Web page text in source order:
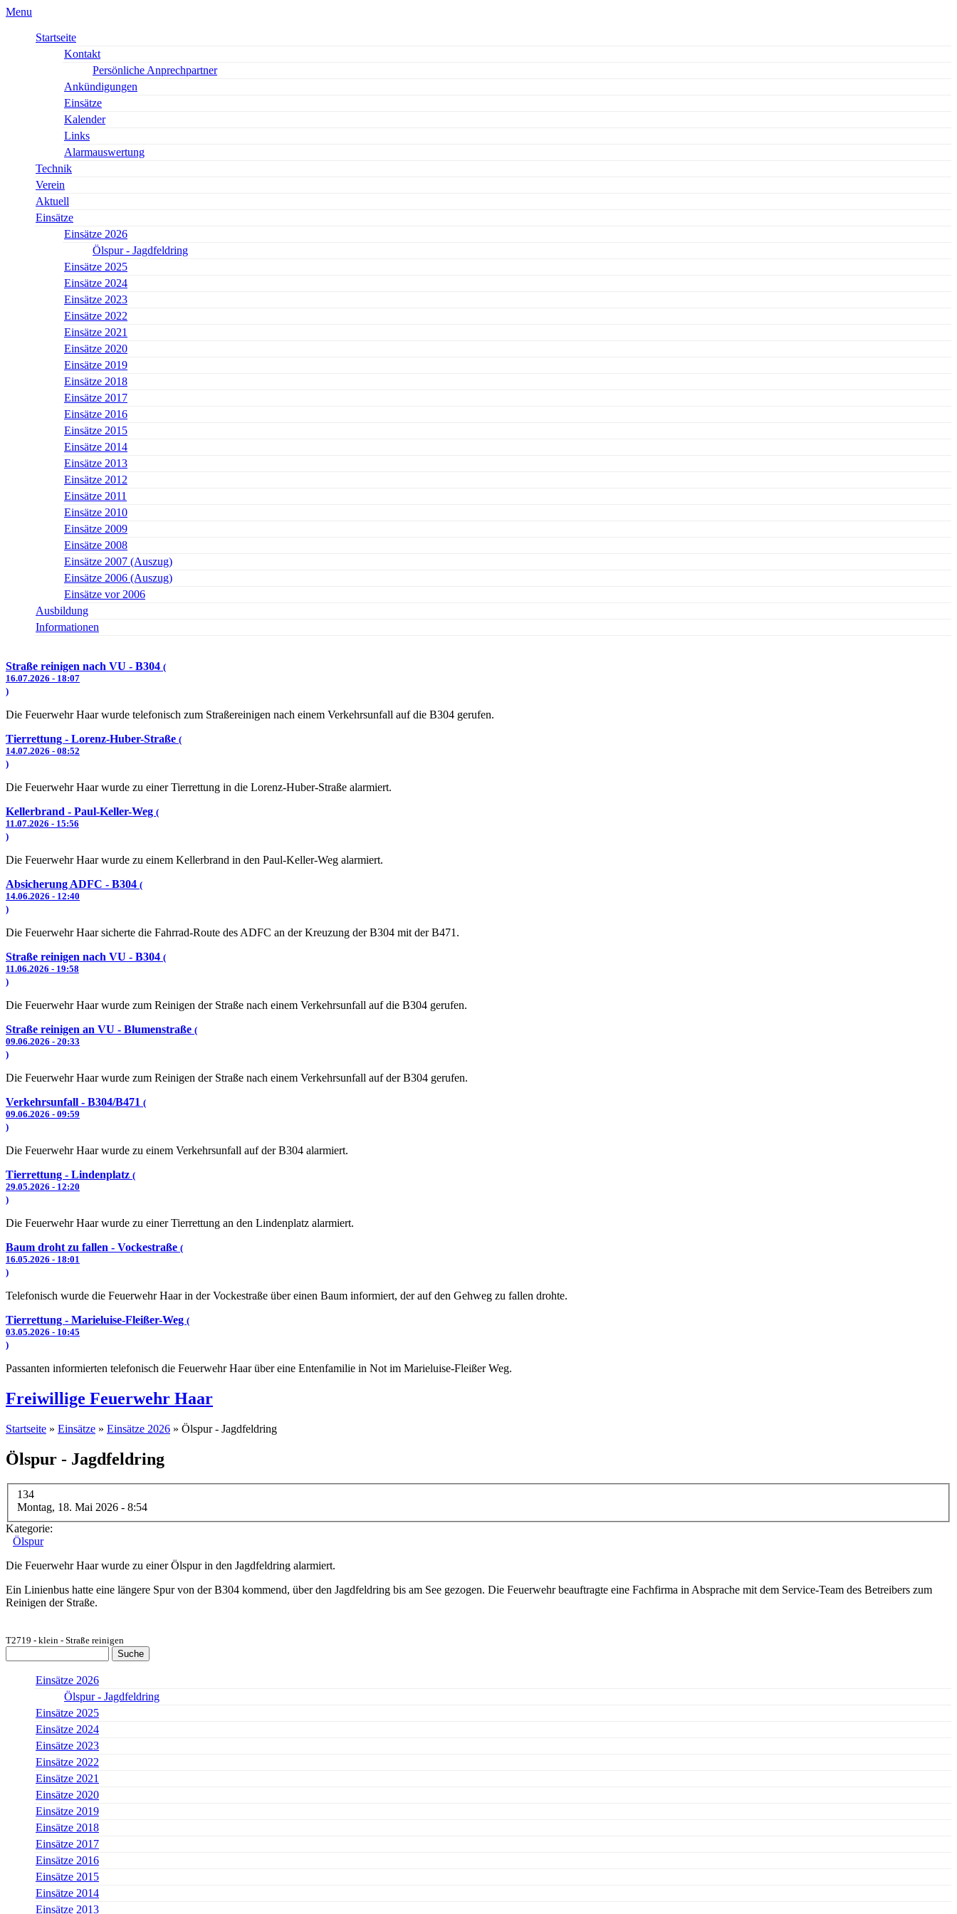
Menu
Startseite
Kontakt
Persönliche Anprechpartner
Ankündigungen
Einsätze
Kalender
Links
Alarmauswertung
Technik
Verein
Aktuell
Einsätze
Einsätze 2026
Ölspur - Jagdfeldring
Einsätze 2025
Einsätze 2024
Einsätze 2023
Einsätze 2022
Einsätze 2021
Einsätze 2020
Einsätze 2019
Einsätze 2018
Einsätze 2017
Einsätze 2016
Einsätze 2015
Einsätze 2014
Einsätze 2013
Einsätze 2012
Einsätze 2011
Einsätze 2010
Einsätze 2009
Einsätze 2008
Einsätze 2007 (Auszug)
Einsätze 2006 (Auszug)
Einsätze vor 2006
Ausbildung
Informationen
Straße reinigen nach VU - B304 (
16.07.2026 - 18:07
)
Die Feuerwehr Haar wurde telefonisch zum Straßereinigen nach einem Verkehrsunfall auf die B304 gerufen.
Tierrettung - Lorenz-Huber-Straße (
14.07.2026 - 08:52
)
Die Feuerwehr Haar wurde zu einer Tierrettung in die Lorenz-Huber-Straße alarmiert.
Kellerbrand - Paul-Keller-Weg (
11.07.2026 - 15:56
)
Die Feuerwehr Haar wurde zu einem Kellerbrand in den Paul-Keller-Weg alarmiert.
Absicherung ADFC - B304 (
14.06.2026 - 12:40
)
Die Feuerwehr Haar sicherte die Fahrrad-Route des ADFC an der Kreuzung der B304 mit der B471.
Straße reinigen nach VU - B304 (
11.06.2026 - 19:58
)
Die Feuerwehr Haar wurde zum Reinigen der Straße nach einem Verkehrsunfall auf die B304 gerufen.
Straße reinigen an VU - Blumenstraße (
09.06.2026 - 20:33
)
Die Feuerwehr Haar wurde zum Reinigen der Straße nach einem Verkehrsunfall auf der B304 gerufen.
Verkehrsunfall - B304/B471 (
09.06.2026 - 09:59
)
Die Feuerwehr Haar wurde zu einem Verkehrsunfall auf der B304 alarmiert.
Tierrettung - Lindenplatz (
29.05.2026 - 12:20
)
Die Feuerwehr Haar wurde zu einer Tierrettung an den Lindenplatz alarmiert.
Baum droht zu fallen - Vockestraße (
16.05.2026 - 18:01
)
Telefonisch wurde die Feuerwehr Haar in der Vockestraße über einen Baum informiert, der auf den Gehweg zu fallen drohte.
Tierrettung - Marieluise-Fleißer-Weg (
03.05.2026 - 10:45
)
Passanten informierten telefonisch die Feuerwehr Haar über eine Entenfamilie in Not im Marieluise-Fleißer Weg.
Freiwillige Feuerwehr Haar
Sie sind hier
Startseite » Einsätze » Einsätze 2026 » Ölspur - Jagdfeldring
Ölspur - Jagdfeldring
134
Montag, 18. Mai 2026 - 8:54
Kategorie:
Ölspur
Die Feuerwehr Haar wurde zu einer Ölspur in den Jagdfeldring alarmiert.
Ein Linienbus hatte eine längere Spur von der B304 kommend, über den Jagdfeldring bis am See gezogen. Die Feuerwehr beauftragte eine Fachfirma in Absprache mit dem Service-Team des Betreibers zum
Reinigen der Straße.
T2719 - klein - Straße reinigen
Einsätze 2026
Ölspur - Jagdfeldring
Einsätze 2025
Einsätze 2024
Einsätze 2023
Einsätze 2022
Einsätze 2021
Einsätze 2020
Einsätze 2019
Einsätze 2018
Einsätze 2017
Einsätze 2016
Einsätze 2015
Einsätze 2014
Einsätze 2013